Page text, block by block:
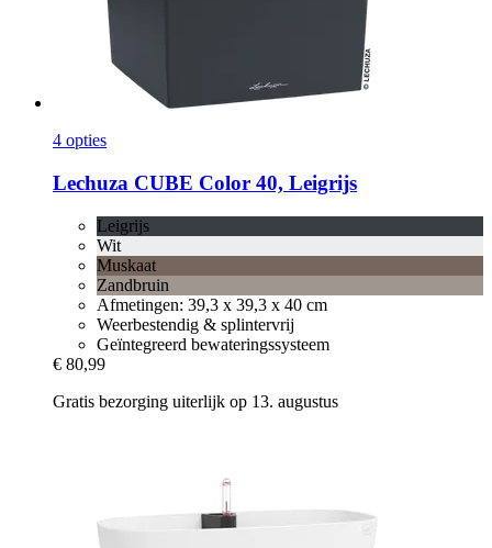
4 opties
Lechuza CUBE Color 40, Leigrijs
Leigrijs
Wit
Muskaat
Zandbruin
Afmetingen: 39,3 x 39,3 x 40 cm
Weerbestendig & splintervrij
Geïntegreerd bewateringssysteem
€ 80,99
Gratis bezorging uiterlijk op 13. augustus